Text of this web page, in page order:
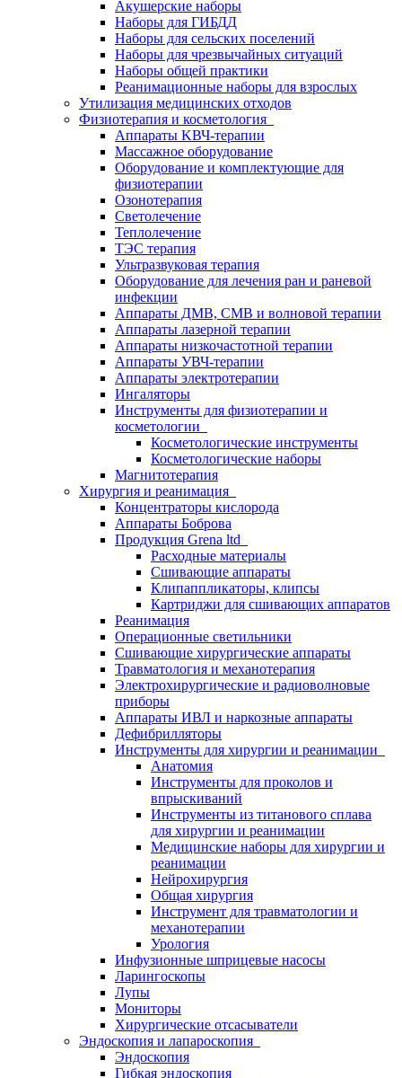
Акушерские наборы
Наборы для ГИБДД
Наборы для сельских поселений
Наборы для чрезвычайных ситуаций
Наборы общей практики
Реанимационные наборы для взрослых
Утилизация медицинских отходов
Физиотерапия и косметология
Аппараты KВЧ-терапии
Массажное оборудование
Оборудование и комплектующие для
физиотерапии
Озонотерапия
Светолечение
Теплолечение
ТЭС терапия
Ультразвуковая терапия
Оборудование для лечения ран и раневой
инфекции
Аппараты ДМВ, СМВ и волновой терапии
Аппараты лазерной терапии
Аппараты низкочастотной терапии
Аппараты УВЧ-терапии
Аппараты электротерапии
Ингаляторы
Инструменты для физиотерапии и
косметологии
Косметологические инструменты
Косметологические наборы
Магнитотерапия
Хирургия и реанимация
Концентраторы кислорода
Аппараты Боброва
Продукция Grena ltd
Расходные материалы
Сшивающие аппараты
Клипаппликаторы, клипсы
Картриджи для сшивающих аппаратов
Реанимация
Операционные светильники
Сшивающие хирургические аппараты
Травматология и механотерапия
Электрохирургические и радиоволновые
приборы
Аппараты ИВЛ и наркозные аппараты
Дефибрилляторы
Инструменты для хирургии и реанимации
Анатомия
Инструменты для проколов и
впрыскиваний
Инструменты из титанового сплава
для хирургии и реанимации
Медицинские наборы для хирургии и
реанимации
Нейрохирургия
Общая хирургия
Инструмент для травматологии и
механотерапии
Урология
Инфузионные шприцевые насосы
Ларингоскопы
Лупы
Мониторы
Хирургические отсасыватели
Эндоскопия и лапароскопия
Эндоскопия
Гибкая эндоскопия